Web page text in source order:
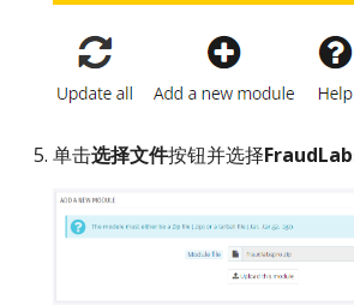
单击选择文件按钮并选择